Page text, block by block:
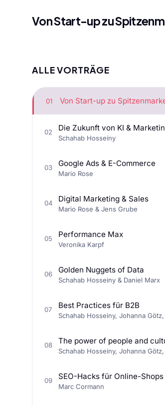
Von Start-up zu
ALLE VORTRÄGE
01 Von Start-up zu
02 Die Zukunft von KI &
Schahab Hosseiny
03 Google Ads & E-Commerce
Mario Rose
04 Digital Marketing & Sales
Mario Rose & Jens Grube
05 Performance Max
Veronika Karpf
06 Golden Nuggets of Data
Schahab Hosseiny & Daniel Marx
07 Best Practices für B2B
Schahab Hosseiny, Johanna
08 The power of people and
Schahab Hosseiny, Johanna
09 SEO-Hacks für Online-Shops
Marc Cormann